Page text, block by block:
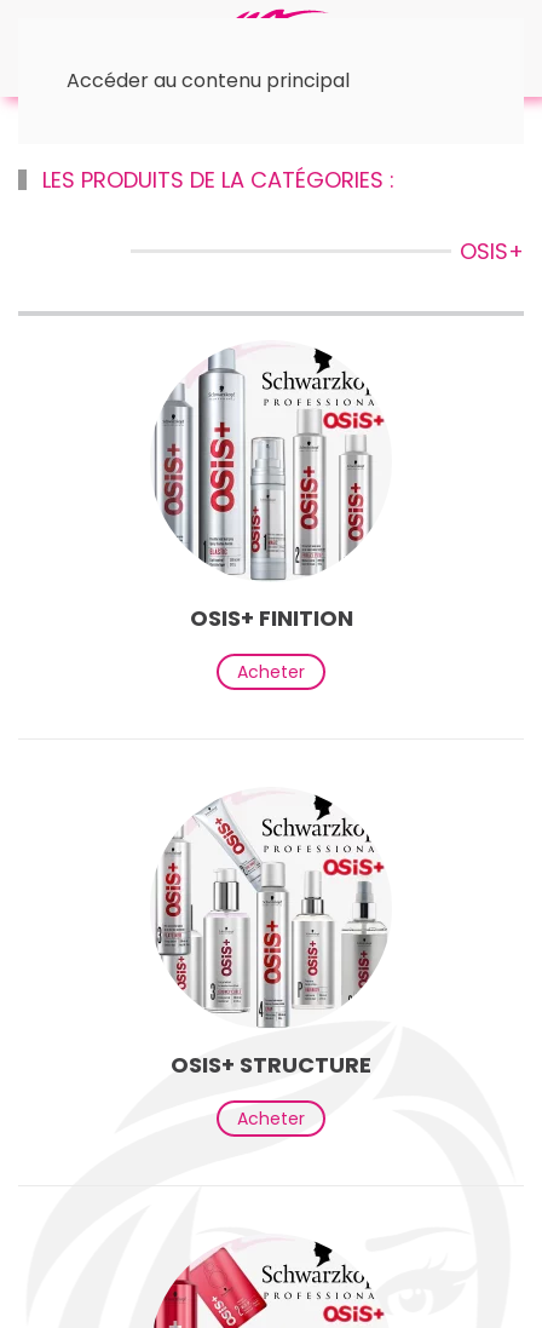
Accéder au contenu principal
LES PRODUITS DE LA CATÉGORIES :
OSIS+
OSIS+ FINITION
Acheter
OSIS+ STRUCTURE
Acheter